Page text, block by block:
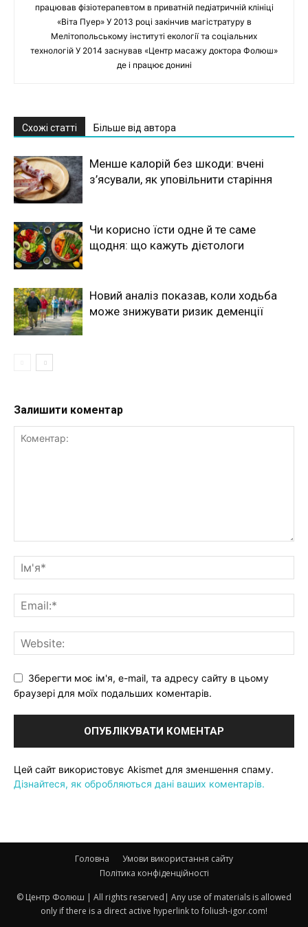
працював фізіотерапевтом в приватній педіатричній клініці
«Віта Пуер» У 2013 році закінчив магістратуру в
Мелітопольському інституті екології та соціальних
технологій У 2014 заснував «Центр масажу доктора Фолюш»
де і працює донині
Схожі статті Більше від автора
Менше калорій без шкоди: вчені
з’ясували, як уповільнити старіння
Чи корисно їсти одне й те саме
щодня: що кажуть дієтологи
Новий аналіз показав, коли ходьба
може знижувати ризик деменції
Залишити коментар
Зберегти моє ім'я, e-mail, та адресу сайту в цьому
браузері для моїх подальших коментарів.
Цей сайт використовує Akismet для зменшення спаму.
Дізнайтеся, як обробляються дані ваших коментарів.
Головна
Умови використання сайту
Політика конфіденційності
© Центр Фолюш | All rights reserved| Any use of materials is allowed
only if there is a direct active hyperlink to foliush-igor.com!